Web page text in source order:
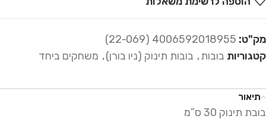
מק"ט: 4006592018955 (22-069)
קטגוריות בובות, בובות תינוק (ניו בורן), משחקים ביחד
תיאור
בובת תינוק 30 ס”מ